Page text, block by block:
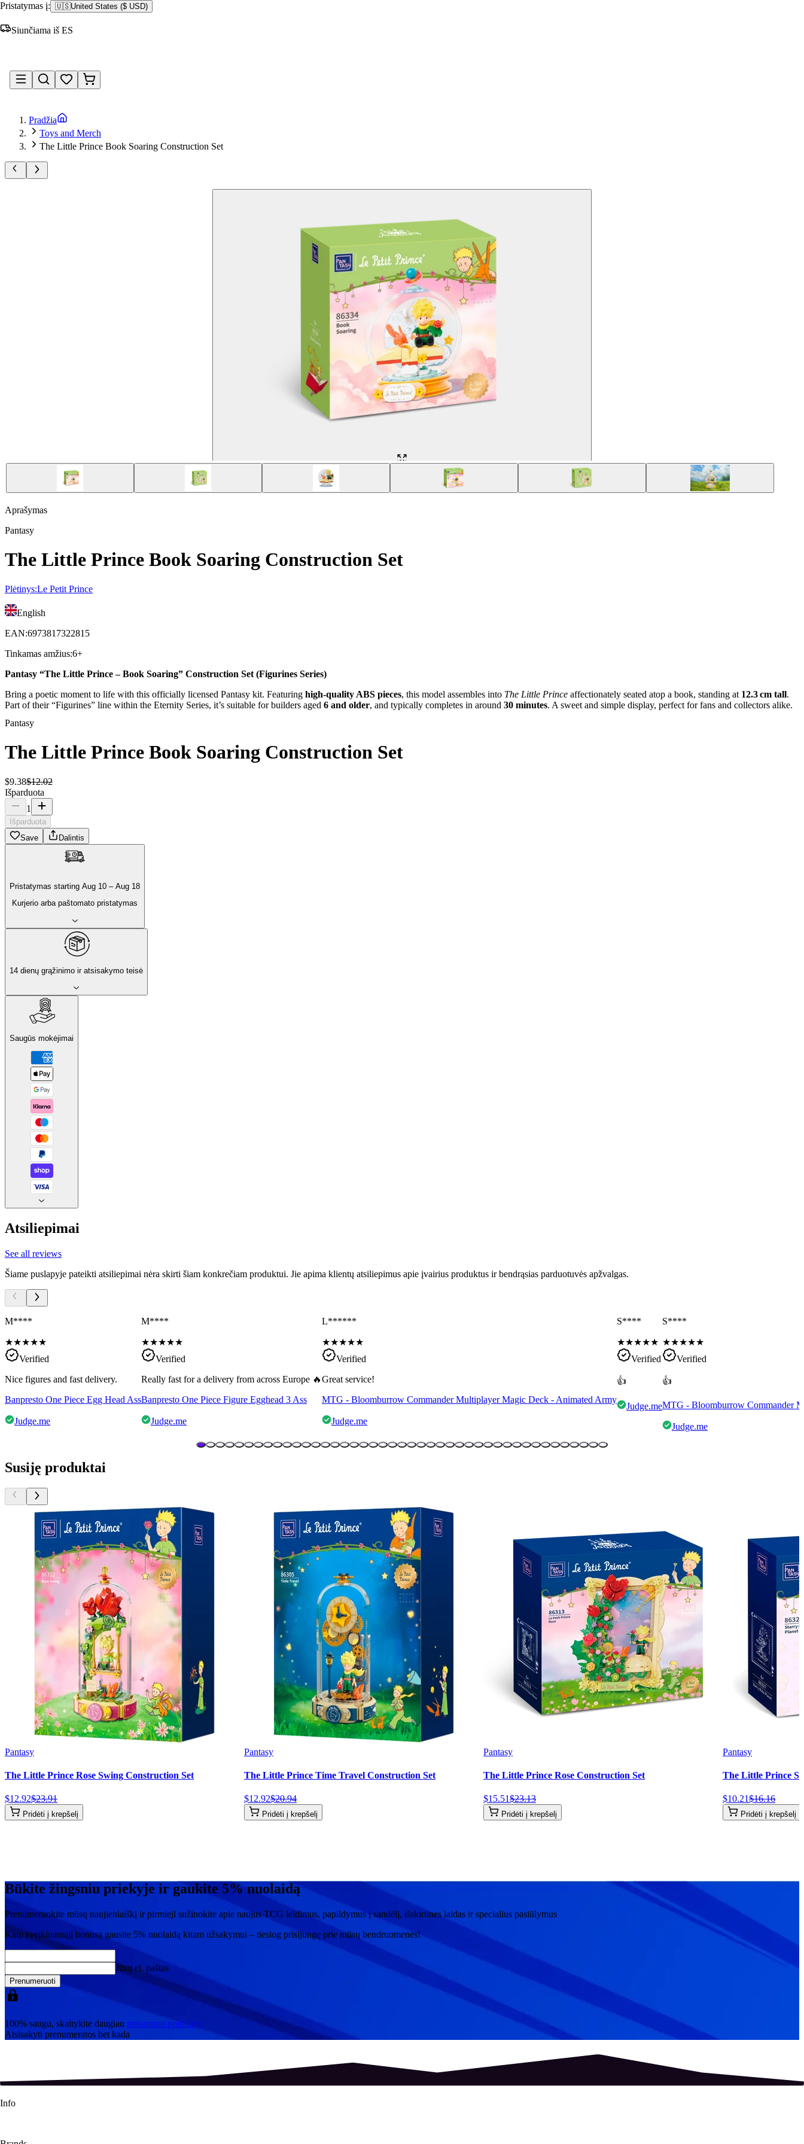
Pristatymas į: 🇺🇸United States ($ USD)
Siunčiama iš ES
Pradžia
Toys and Merch
The Little Prince Book Soaring Construction Set
Aprašymas
Pantasy
The Little Prince Book Soaring Construction Set
Plėtinys:Le Petit Prince
English
EAN:6973817322815
Tinkamas amžius:6+
Pantasy “The Little Prince – Book Soaring” Construction Set (Figurines Series)
Bring a poetic moment to life with this officially licensed Pantasy kit. Featuring high-quality ABS pieces, this model assembles into The Little Prince affectionately seated atop a book, standing at 12.3 cm tall.
Part of their “Figurines” line within the Eternity Series, it’s suitable for builders aged 6 and older, and typically completes in around 30 minutes. A sweet and simple display, perfect for fans and collectors alike.
Pantasy
The Little Prince Book Soaring Construction Set
$9.38$12.02
Išparduota
1
Išparduota
Save
Dalintis
Pristatymas starting Aug 10 – Aug 18
Kurjerio arba paštomato pristatymas
14 dienų grąžinimo ir atsisakymo teisė
Saugūs mokėjimai
Atsiliepimai
See all reviews
Šiame puslapyje pateikti atsiliepimai nėra skirti šiam konkrečiam produktui. Jie apima klientų atsiliepimus apie įvairius produktus ir bendrąsias parduotuvės apžvalgas.
M****
★★★★★
Verified
Nice figures and fast delivery.
Banpresto One Piece Egg Head Ass
Judge.me
M****
★★★★★
Verified
Really fast for a delivery from across Europe 🔥
Banpresto One Piece Figure Egghead 3 Ass
Judge.me
L******
★★★★★
Verified
Great service!
MTG - Bloomburrow Commander Multiplayer Magic Deck - Animated Army
Judge.me
S****
★★★★★
Verified
👍
Judge.me
S****
★★★★★
Verified
👍
MTG - Bloomburrow Commander
Judge.me
Susiję produktai
Pantasy
The Little Prince Rose Swing Construction Set
$12.92$23.91
Pridėti į krepšelį
Pantasy
The Little Prince Time Travel Construction Set
$12.92$20.94
Pridėti į krepšelį
Pantasy
The Little Prince Rose Construction Set
$15.51$23.13
Pridėti į krepšelį
Pantasy
The Little Prince
$10.21$16.16
Pridėti į krepšelį
Būkite žingsniu priekyje ir gaukite 5% nuolaidą
Prenumeruokite mūsų naujienlaiškį ir pirmieji sužinokite apie naujus TCG leidimus, papildymus į sandėlį, išskirtines laidas ir specialius pasiūlymus
Kaip sveikinamąjį bonusą gausite 5% nuolaidą kitam užsakymui – tiesiog prisijungę prie mūsų bendruomenės!
Jūsų el. paštas
Prenumeruoti
100% saugu, skaitykite daugiau privatumo politikoje
Atsisakyti prenumeratos bet kada
Info